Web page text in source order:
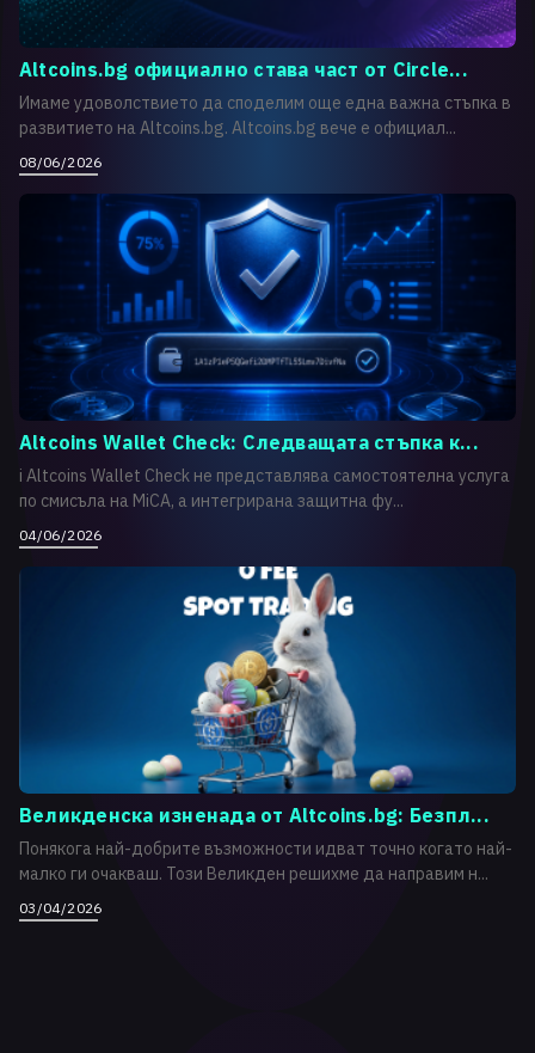
Altcoins.bg официално става част от Circle...
Имаме удоволствието да споделим още една важна стъпка в
развитието на Altcoins.bg. Altcoins.bg вече е официал...
08/06/2026
Altcoins Wallet Check: Следващата стъпка к...
i Altcoins Wallet Check не представлява самостоятелна услуга
по смисъла на MiCA, а интегрирана защитна фу...
04/06/2026
Великденска изненада от Altcoins.bg: Безпл...
Понякога най-добрите възможности идват точно когато най-
малко ги очакваш. Този Великден решихме да направим н...
03/04/2026